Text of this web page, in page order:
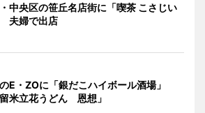
中央区の笹丘名店街に「喫茶 こさじい
夫婦で出店
E・ZOに「銀だこハイボール酒場」
留米立花うどん 恩想」